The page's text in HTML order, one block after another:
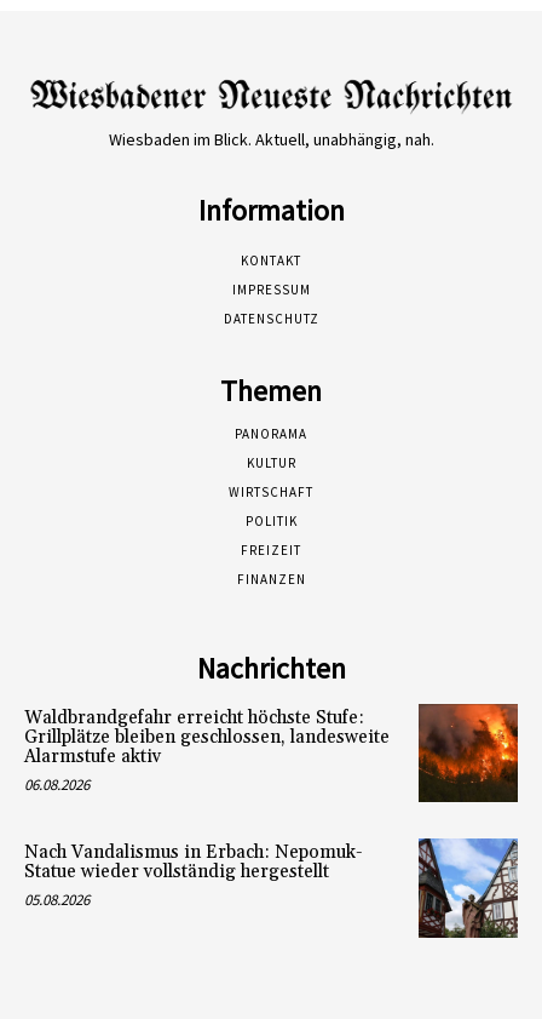
Wiesbaden im Blick. Aktuell, unabhängig, nah.
Information
KONTAKT
IMPRESSUM
DATENSCHUTZ
Themen
PANORAMA
KULTUR
WIRTSCHAFT
POLITIK
FREIZEIT
FINANZEN
Nachrichten
Waldbrandgefahr erreicht höchste Stufe:
Grillplätze bleiben geschlossen, landesweite
Alarmstufe aktiv
06.08.2026
Nach Vandalismus in Erbach: Nepomuk-
Statue wieder vollständig hergestellt
05.08.2026